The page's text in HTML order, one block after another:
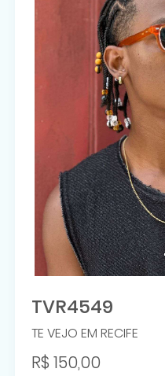
TVR4549
TE VEJO EM RECIFE
R$ 150,00